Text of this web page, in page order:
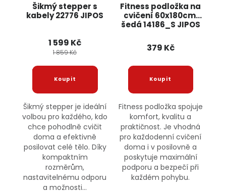
Šikmý stepper s
kabely 22776 JIPOS
1 599 Kč
1 859 Kč
Šikmý stepper je ideální
volbou pro každého, kdo
chce pohodlně cvičit
doma a efektivně
posilovat celé tělo. Díky
kompaktním
rozměrům,
nastavitelnému odporu
a možnosti...
Fitness podložka na
cvičení 60x180cm,
šedá 14186_S JIPOS
379 Kč
Fitness podložka spojuje
komfort, kvalitu a
praktičnost. Je vhodná
pro každodenní cvičení
doma i v posilovně a
poskytuje maximální
podporu a bezpečí při
každém pohybu.